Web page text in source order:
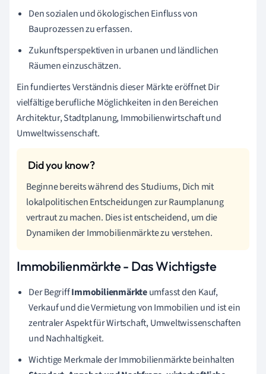
Den sozialen und ökologischen Einfluss von
Bauprozessen zu erfassen.
Zukunftsperspektiven in urbanen und ländlichen
Räumen einzuschätzen.
Ein fundiertes Verständnis dieser Märkte eröffnet Dir
vielfältige berufliche Möglichkeiten in den Bereichen
Architektur, Stadtplanung, Immobilienwirtschaft und
Umweltwissenschaft.
Beginne bereits während des Studiums, Dich mit
lokalpolitischen Entscheidungen zur Raumplanung
vertraut zu machen. Dies ist entscheidend, um die
Dynamiken der Immobilienmärkte zu verstehen.
Immobilienmärkte - Das Wichtigste
Der BegriffImmobilienmärkteumfasst den Kauf,
Verkauf und die Vermietung von Immobilien und ist ein
zentraler Aspekt für Wirtschaft, Umweltwissenschaften
und Nachhaltigkeit.
Wichtige Merkmale der Immobilienmärkte beinhalten